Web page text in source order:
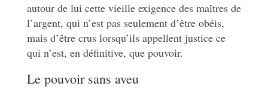
autour de lui cette vieille exigence des maîtres de
l’argent, qui n’est pas seulement d’être obéis,
mais d’être crus lorsqu’ils appellent justice ce
qui n’est, en définitive, que pouvoir.
Le pouvoir sans aveu